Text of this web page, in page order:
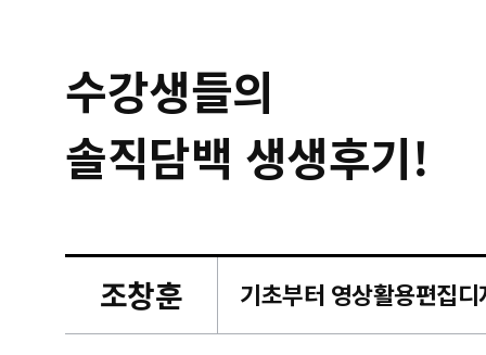
수강생들의
솔직담백 생생후기!
조창훈